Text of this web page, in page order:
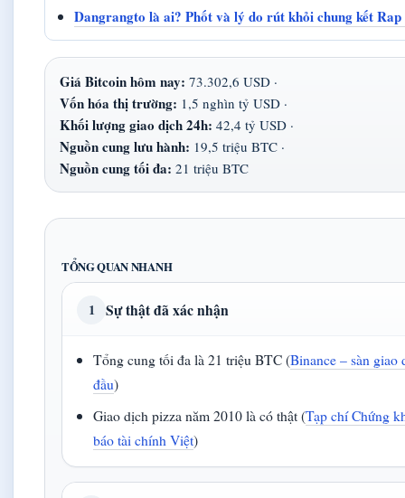
Dangrangto là ai? Phốt và lý do rút khỏi chung kết
Giá Bitcoin hôm nay: 73.302,6 USD ·
Vốn hóa thị trường: 1,5 nghìn tỷ USD ·
Khối lượng giao dịch 24h: 42,4 tỷ USD ·
Nguồn cung lưu hành: 19,5 triệu BTC ·
Nguồn cung tối đa: 21 triệu BTC
TỔNG QUAN NHANH
1 Sự thật đã xác nhận
Tổng cung tối đa là 21 triệu BTC (Binance – sàn giao
đầu)
Giao dịch pizza năm 2010 là có thật (Tạp chí Chứng
báo tài chính Việt)